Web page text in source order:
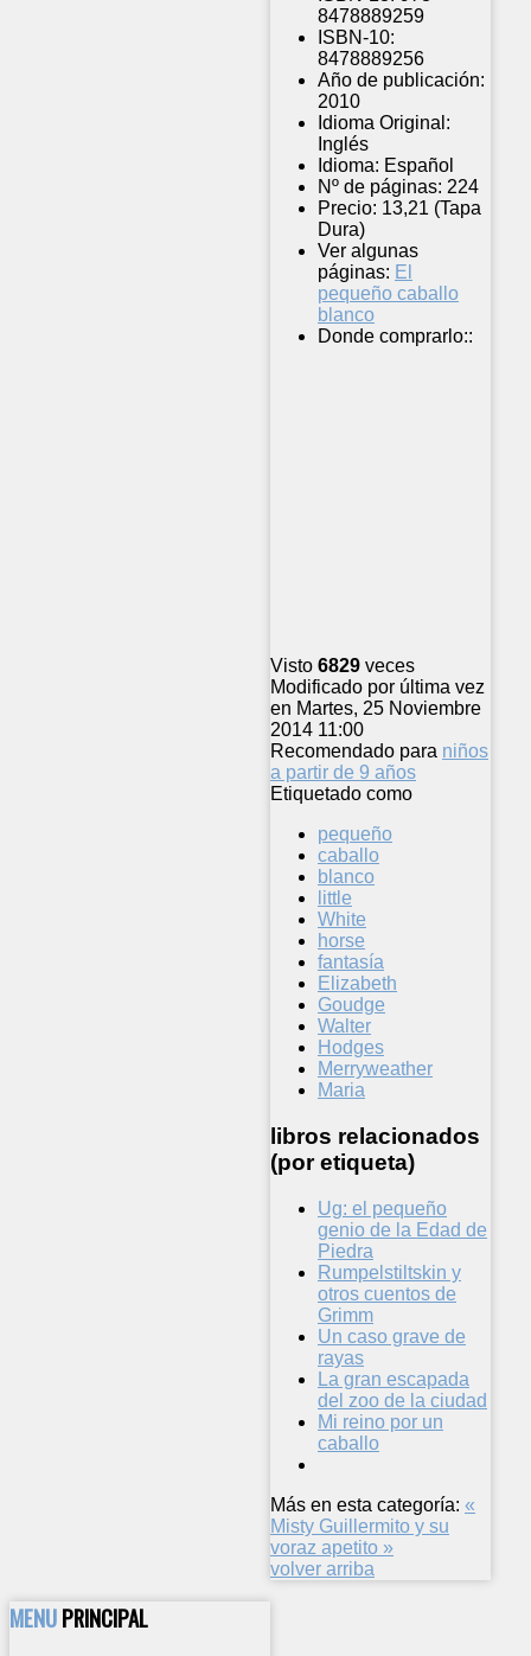
8478889259
ISBN-10:
8478889256
Año de publicación:
2010
Idioma Original:
Inglés
Idioma: Español
Nº de páginas: 224
Precio: 13,21 (Tapa
Dura)
Ver algunas
páginas: El
pequeño caballo
blanco
Donde comprarlo::
Visto 6829 veces
Modificado por última vez
en Martes, 25 Noviembre
2014 11:00
Recomendado para niños
a partir de 9 años
Etiquetado como
pequeño
caballo
blanco
little
White
horse
fantasía
Elizabeth
Goudge
Walter
Hodges
Merryweather
Maria
libros relacionados
(por etiqueta)
Ug: el pequeño
genio de la Edad de
Piedra
Rumpelstiltskin y
otros cuentos de
Grimm
Un caso grave de
rayas
La gran escapada
del zoo de la ciudad
Mi reino por un
caballo
Más en esta categoría: «
Misty Guillermito y su
voraz apetito »
volver arriba
MENUPRINCIPAL